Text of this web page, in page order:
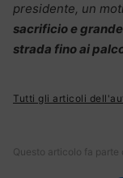
presidente, un
sacrificio e
strada fino ai
Tutti gli articoli
Questo articolo fa parte